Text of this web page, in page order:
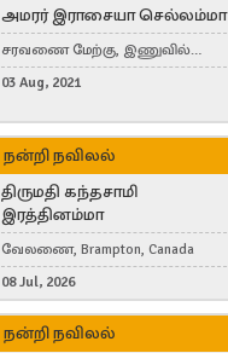
அமரர் இராசையா செல்லம்மா
சரவணை மேற்கு, இணுவில்
கிழக்கு
03 Aug, 2021
நன்றி நவிலல்
திருமதி கந்தசாமி
இரத்தினம்மா
வேலணை, Brampton, Canada
08 Jul, 2026
நன்றி நவிலல்